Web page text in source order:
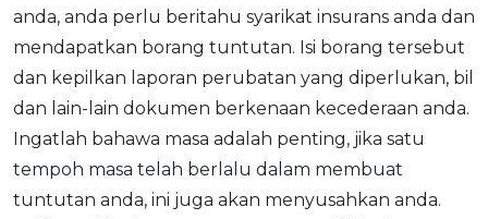
anda, anda perlu beritahu syarikat insurans anda dan
mendapatkan borang tuntutan. Isi borang tersebut
dan kepilkan laporan perubatan yang diperlukan, bil
dan lain-lain dokumen berkenaan kecederaan anda.
Ingatlah bahawa masa adalah penting, jika satu
tempoh masa telah berlalu dalam membuat
tuntutan anda, ini juga akan menyusahkan anda.